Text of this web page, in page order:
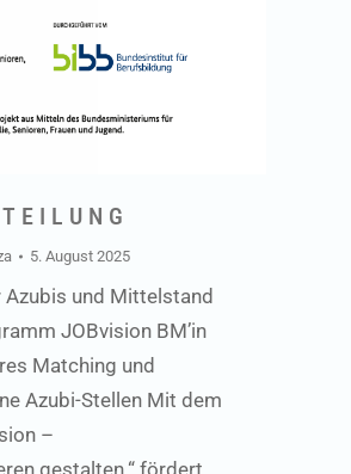
E I L U N G
5. August 2025
Azubis und Mittelstand
JOBvision BM’in
Matching und
Azubi-Stellen Mit dem
–
fördert